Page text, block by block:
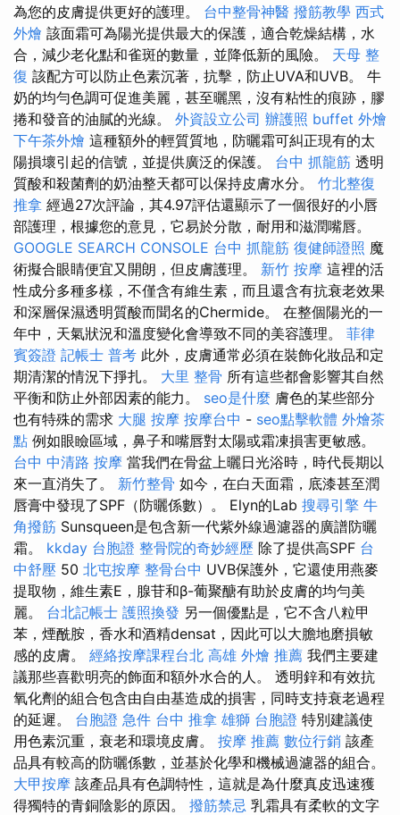
為您的皮膚提供更好的護理。 台中整骨神醫 撥筋教學 西式
外燴 該面霜可為陽光提供最大的保護，適合乾燥結構，水
合，減少老化點和雀斑的數量，並降低新的風險。 天母 整
復 該配方可以防止色素沉著，抗擊，防止UVA和UVB。 牛
奶的均勻色調可促進美麗，甚至曬黑，沒有粘性的痕跡，膠
捲和發音的油膩的光線。 外資設立公司 辦護照 buffet 外燴
下午茶外燴 這種額外的輕質質地，防曬霜可糾正現有的太
陽損壞引起的信號，並提供廣泛的保護。 台中 抓龍筋 透明
質酸和殺菌劑的奶油整天都可以保持皮膚水分。 竹北整復
推拿 經過27次評論，其4.97評估還顯示了一個很好的小唇
部護理，根據您的意見，它易於分散，耐用和滋潤嘴唇。
GOOGLE SEARCH CONSOLE 台中 抓龍筋 復健師證照 魔
術擬合眼睛便宜又開朗，但皮膚護理。 新竹 按摩 這裡的活
性成分多種多樣，不僅含有維生素，而且還含有抗衰老效果
和深層保濕透明質酸而聞名的Chermide。 在整個陽光的一
年中，天氣狀況和溫度變化會導致不同的美容護理。 菲律
賓簽證 記帳士 普考 此外，皮膚通常必須在裝飾化妝品和定
期清潔的情況下掙扎。 大里 整骨 所有這些都會影響其自然
平衡和防止外部因素的能力。 seo是什麼 膚色的某些部分
也有特殊的需求 大腿 按摩 按摩台中 - seo點擊軟體 外燴茶
點 例如眼瞼區域，鼻子和嘴唇對太陽或霜凍損害更敏感。
台中 中清路 按摩 當我們在骨盆上曬日光浴時，時代長期以
來一直消失了。 新竹整骨 如今，在白天面霜，底漆甚至潤
唇膏中發現了SPF（防曬係數）。 Elyn的Lab 搜尋引擎 牛
角撥筋 Sunsqueen是包含新一代紫外線過濾器的廣譜防曬
霜。 kkday 台胞證 整骨院的奇妙經歷 除了提供高SPF 台
中舒壓 50 北屯按摩 整骨台中 UVB保護外，它還使用燕麥
提取物，維生素E，腺苷和β-葡聚醣有助於皮膚的均勻美
麗。 台北記帳士 護照換發 另一個優點是，它不含八粒甲
苯，煙酰胺，香水和酒精densat，因此可以大膽地磨損敏
感的皮膚。 經絡按摩課程台北 高雄 外燴 推薦 我們主要建
議那些喜歡明亮的飾面和額外水合的人。 透明鋅和有效抗
氧化劑的組合包含由自由基造成的損害，同時支持衰老過程
的延遲。 台胞證 急件 台中 推拿 雄獅 台胞證 特別建議使
用色素沉重，衰老和環境皮膚。 按摩 推薦 數位行銷 該產
品具有較高的防曬係數，並基於化學和機械過濾器的組合。
大甲按摩 該產品具有色調特性，這就是為什麼真皮迅速獲
得獨特的青銅陰影的原因。 撥筋禁忌 乳霜具有柔軟的文字